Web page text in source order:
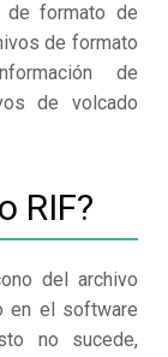
formato de
de formato
de
de volcado
RIF?
del archivo
en el software
no sucede,